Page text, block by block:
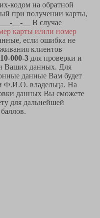
кодом на обратной
при получении карты,
__-__ В случае
карты и/или номер
если ошибка не
клиентов
000-3 для проверки и
Ваших данных. Для
данные Вам будет
Ф.И.О. владельца. На
данных Вы сможете
для дальнейшей